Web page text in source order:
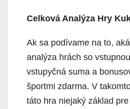
Celková Analýza Hry
Ak sa podívame na to,
analýza hrách so
vstupyčná suma a
športmi zdarma. V
táto hra niejaký základ